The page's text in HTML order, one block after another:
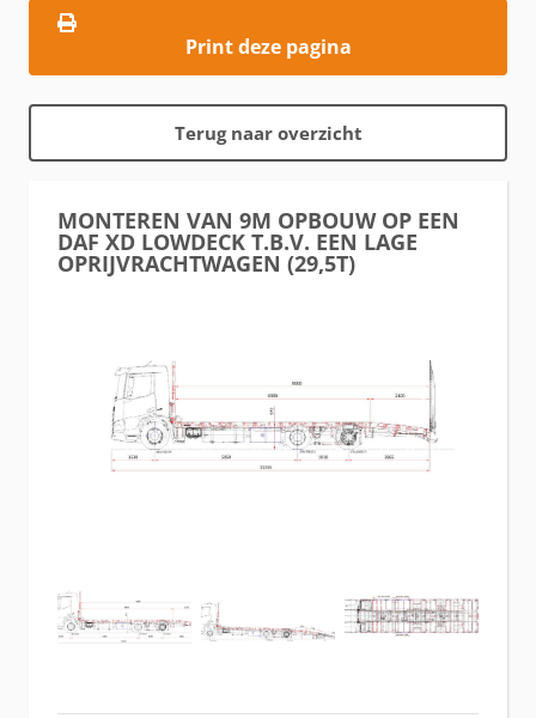
Print deze pagina
Terug naar overzicht
MONTEREN VAN 9M OPBOUW OP EEN
DAF XD LOWDECK T.B.V. EEN LAGE
OPRIJVRACHTWAGEN (29,5T)